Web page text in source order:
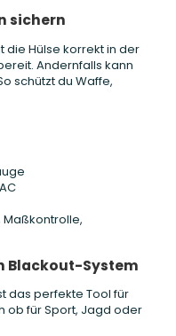
sichern
die Hülse korrekt in der
Andernfalls kann
schützt du Waffe,
Blackout-System
das perfekte Tool für
ob für Sport, Jagd oder